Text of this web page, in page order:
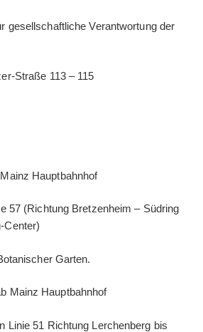
gesellschaftliche Verantwortung der
Straße 113 – 115
Hauptbahnhof
57 (Richtung Bretzenheim – Südring
Center)
Garten.
Mainz Hauptbahnhof
Linie 51 Richtung Lerchenberg bis